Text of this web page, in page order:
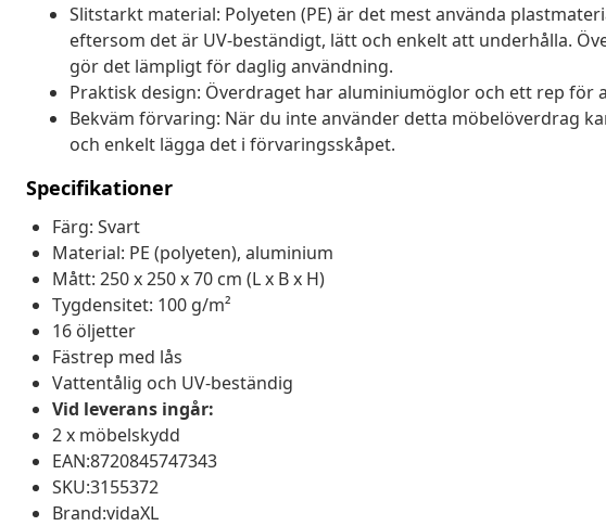
Slitstarkt material: Polyeten (PE) är det mest använda
eftersom det är UV-beständigt, lätt och enkelt att underhålla.
gör det lämpligt för daglig användning.
Praktisk design: Överdraget har aluminiumöglor och ett rep för
Bekväm förvaring: När du inte använder detta möbelöverdrag
och enkelt lägga det i förvaringsskåpet.
Specifikationer
Färg: Svart
Material: PE (polyeten), aluminium
Mått: 250 x 250 x 70 cm (L x B x H)
Tygdensitet: 100 g/m²
16 öljetter
Fästrep med lås
Vattentålig och UV-beständig
Vid leverans ingår:
2 x möbelskydd
EAN:8720845747343
SKU:3155372
Brand:vidaXL